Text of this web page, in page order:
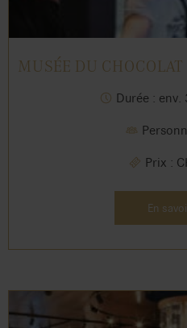
MUSÉE DU
Durée : env.
Prix :
En